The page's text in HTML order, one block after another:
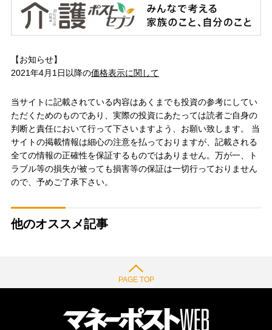
【お知らせ】
2021年4月1日以降の価格表示に関して
当サイトに記載されている内容はあくまでも投資の参考にしてい
ただくためのものであり、実際の投資にあたっては読者ご自身の
判断と責任において行って下さいますよう、お願い致します。 当
サイトの掲載情報は細心の注意を払っておりますが、記載される
全ての情報の正確性を保証するものではありません。万が一、ト
ラブル等の損失が被っても損害等の保証は一切行っておりません
ので、予めご了承下さい。
他のオススメ記事
PAGE TOP